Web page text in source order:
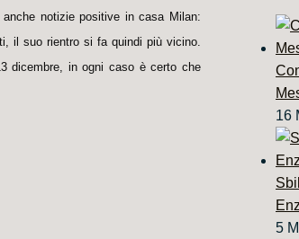
notizie positive in casa Milan:
il suo rientro si fa quindi più vicino.
dicembre, in ogni caso è certo che
16
5